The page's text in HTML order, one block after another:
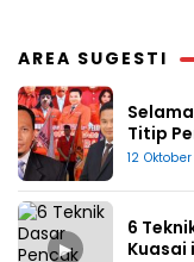
AREA SUGESTI
Titip
12
▶
6
Kuasai